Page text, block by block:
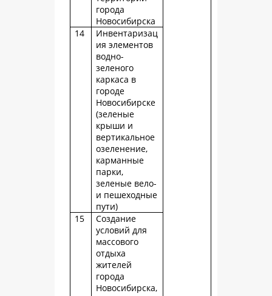
города
Новосибирска
14
Инвентаризац
ия элементов
водно-
зеленого
каркаса в
городе
Новосибирске
(зеленые
крыши и
вертикальное
озеленение,
карманные
парки,
зеленые вело-
и пешеходные
пути)
15
Создание
условий для
массового
отдыха
жителей
города
Новосибирска,